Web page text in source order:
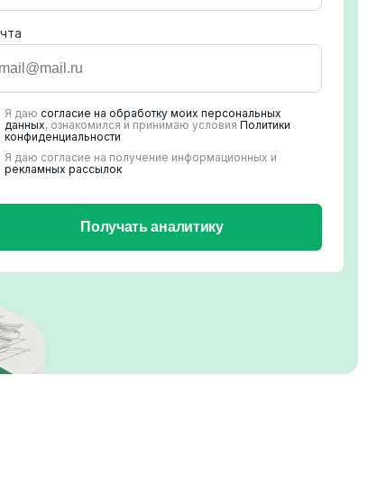
Я даю согласие на обработку моих персональных
данных, ознакомился и принимаю условия Политики
конфиденциальности
Я даю согласие на получение информационных и
рекламных рассылок
Получать аналитику